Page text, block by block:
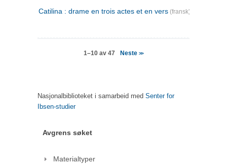
Catilina : drame en trois actes et en vers (fransk)
1–10 av 47 Neste>>
Nasjonalbiblioteket i samarbeid med Senter for
Ibsen-studier
Avgrens søket
Materialtyper